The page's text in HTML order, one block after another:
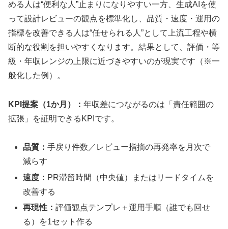
める人は“便利な人”止まりになりやすい一方、生成AIを使
って設計レビューの観点を標準化し、品質・速度・運用の
指標を改善できる人は“任せられる人”として上流工程や横
断的な役割を担いやすくなります。結果として、評価・等
級・年収レンジの上限に近づきやすいのが現実です（※一
般化した例）。
KPI提案（1か月）： 年収差につながるのは「責任範囲の
拡張」を証明できるKPIです。
品質：手戻り件数／レビュー指摘の再発率を月次で
減らす
速度： PR滞留時間（中央値）またはリードタイムを
改善する
再現性：評価観点テンプレ＋運用手順（誰でも回せ
る）を1セット作る